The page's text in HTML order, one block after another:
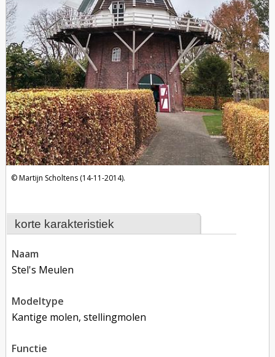
korte karakteristiek
naam
Stel's Meulen
modeltype
Kantige molen, stellingmolen
functie
Martijn Scholtens (14-11-2014).